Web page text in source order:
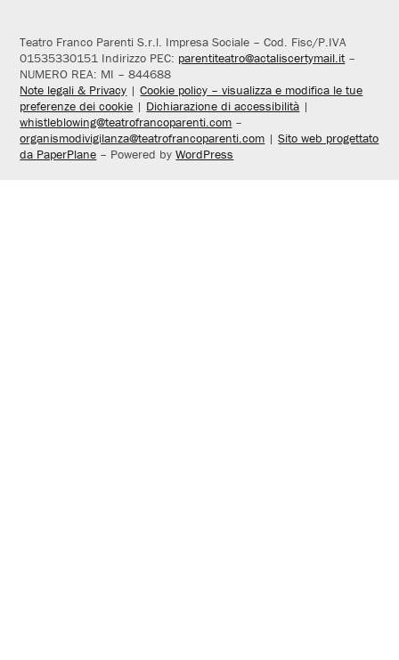
Teatro Franco Parenti S.r.l. Impresa Sociale – Cod. Fisc/P.IVA
01535330151 Indirizzo PEC: parentiteatro@actaliscertymail.it–
NUMERO REA: MI – 844688
Note legali & Privacy |Cookie policy – visualizza e modifica le tue
preferenze dei cookie | Dichiarazione di accessibilità |
whistleblowing@teatrofrancoparenti.com –
organismodivigilanza@teatrofrancoparenti.com |Sito web progettato
da PaperPlane – Powered byWordPress